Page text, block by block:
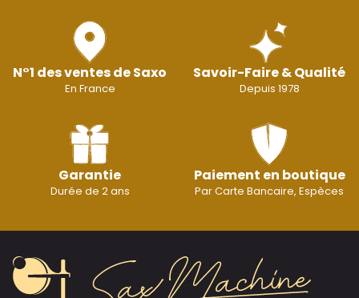
N°1 des ventes de Saxo
En France
Savoir-Faire & Qualité
Depuis 1978
Garantie
Durée de 2 ans
Paiement en boutique
Par Carte Bancaire, Espèces